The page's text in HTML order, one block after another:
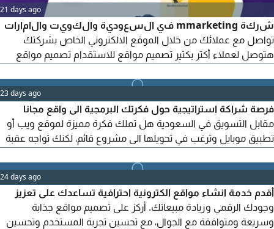
21 days ago
شركة mmarketing في السعودية والكويت والامارات
تواصل مع عملائك من خلال الموقع الالكتروني الخاص بشركتك
هتوصل لعملاء أكثر بكثير تصميم مواقع للاستقدام تصميم مواقع
مواقع التمويل والقروض تصميم مواقع المكاتب والشركات بالمملكة
للتواصل مع المكتب علي
23 days ago
فرصة شراكة استراتيجية حول فكرتك البرمجية الى واقع مجانا
مقابل التسويق في السعودية هل تملك فكرة مميزة لموقع ويب أو
تطبيق موبايل وترغب في تحويلها الى مشروع قائم، لكنك تواجه عقبة
والخبرة العالية في تطوير المواقع وتطبيقات الهواتف الذكية. نبحث
عن شخص أو مؤسسة في المملكة العربية السعودية يمتلك فكرة
مشروع واعدة وجاهزة للتنفيذ
24 days ago
أقدم خدمة انشاء مواقع الكترونية احترافية تساعدك على تعزيز
وجودك الرقمي وزيادة مبيعاتك. أركز على تصميم مواقع جذابة
وسريعة ومتوافقة مع الجوال، مع تحسين تجربة المستخدم وتحسين